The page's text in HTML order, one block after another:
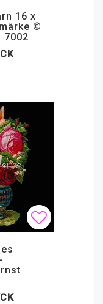
Lägg till i
Lägg till i
16 x
©
7002